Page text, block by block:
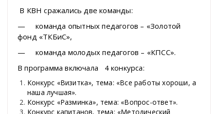
В КВН сражались две команды:
— команда опытных педагогов – «Золотой
фонд «ТКБиС»,
— команда молодых педагогов – «КПСС».
В программа включала 4 конкурса:
Конкурс «Визитка», тема: «Все работы хороши, а
наша лучшая».
Конкурс «Разминка», тема: «Вопрос-ответ».
Конкурс капитанов, тема: «Методический